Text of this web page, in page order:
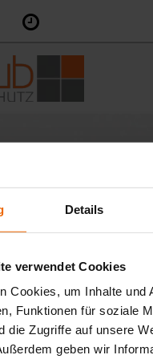
Details
verwendet Cookies
Cookies, um Inhalte und
Funktionen für soziale
die Zugriffe auf unsere
geben wir
Urlaub
inspirieren
– Lassen
wird als Ausgleich immer
oder Balkon gewinnen als
seine Freiflächen möglichst
benötigt dafür den